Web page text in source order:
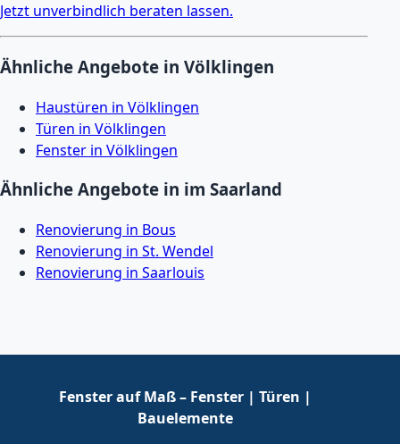
Jetzt unverbindlich beraten lassen.
Ähnliche Angebote in Völklingen
Haustüren in Völklingen
Türen in Völklingen
Fenster in Völklingen
Ähnliche Angebote in im Saarland
Renovierung in Bous
Renovierung in St. Wendel
Renovierung in Saarlouis
Fenster auf Maß – Fenster | Türen |
Bauelemente